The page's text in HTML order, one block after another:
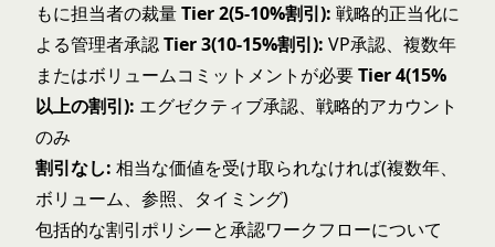
もに担当者の裁量Tier 2(5-10%割引): 戦略的正当化に
よる管理者承認Tier 3(10-15%割引): VP承認、複数年
またはボリュームコミットメントが必要Tier 4(15%
以上の割引): エグゼクティブ承認、戦略的アカウント
のみ
割引なし: 相当な価値を受け取られなければ(複数年、
ボリューム、参照、タイミング)
包括的な割引ポリシーと承認ワークフローについて